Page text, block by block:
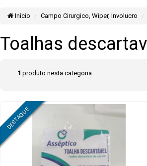
Início Campo Cirurgico, Wiper, Involucro
Toalhas
1 produto nesta categoria